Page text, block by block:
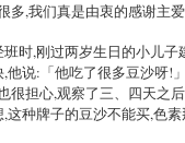
,我们真是由衷的感谢主爱
时,刚过两岁生日的小儿子
说:「他吃了很多豆沙呀!
担心,观察了三、四天之
种牌子的豆沙不能买,色